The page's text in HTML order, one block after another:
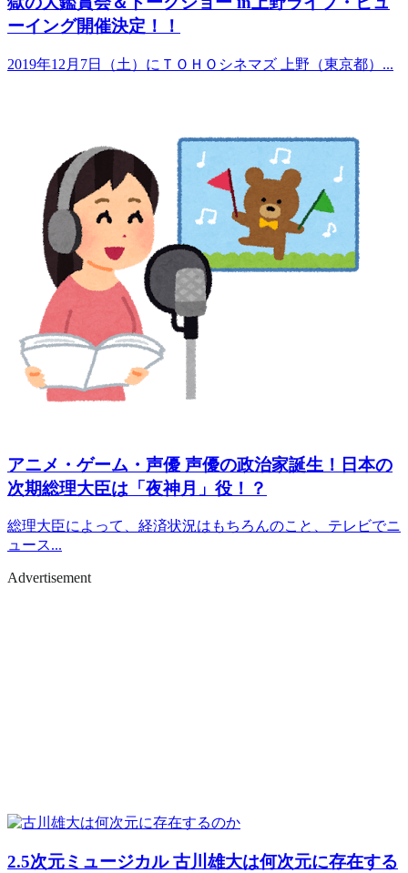
ーイング開催決定！！
2019年12月7日（土）にＴＯＨＯシネマズ 上野（東京都）...
アニメ・ゲーム・声優 声優の政治家誕生！日本の
次期総理大臣は「夜神月」役！？
総理大臣によって、経済状況はもちろんのこと、テレビでニ
ュース...
Advertisement
2.5次元ミュージカル古川雄大は何次元に存在する